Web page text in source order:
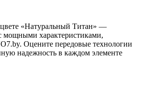
«Натуральный Титан» —
мощными характеристиками,
Оцените передовые технологии
надежность в каждом элементе